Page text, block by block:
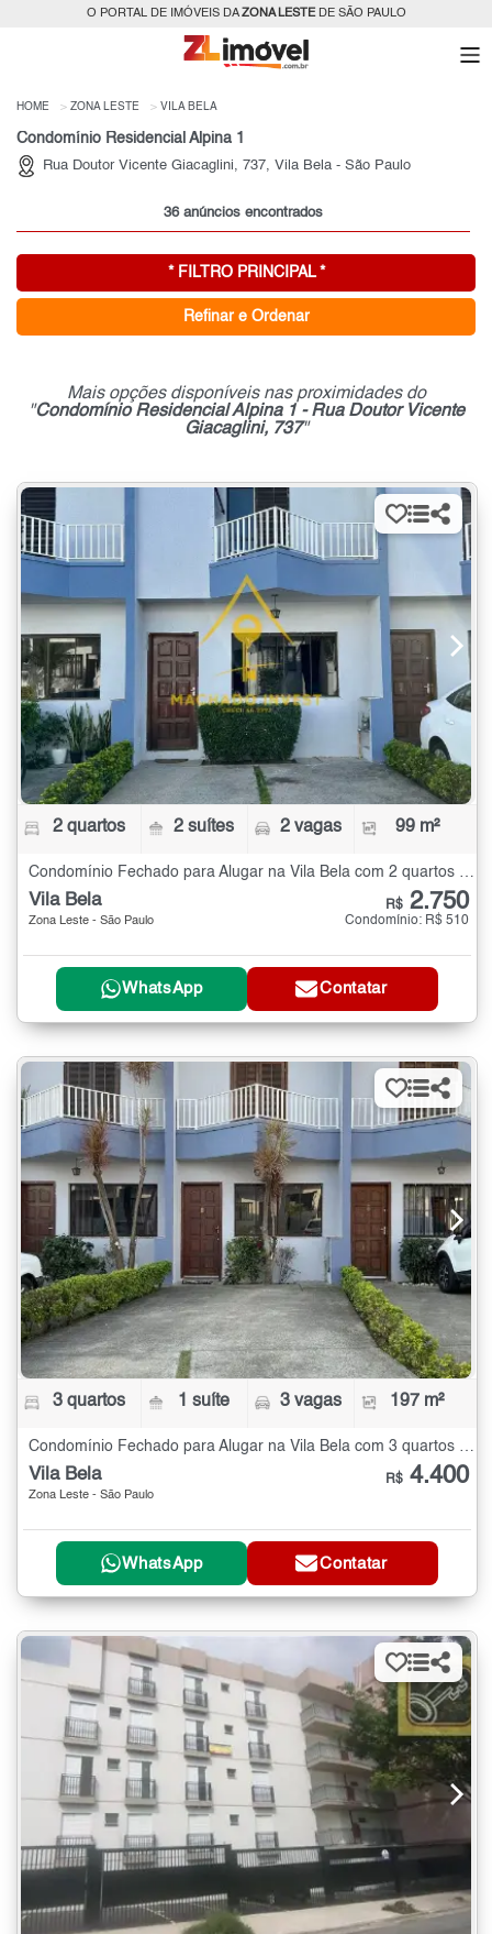
O PORTAL DE IMÓVEIS DAZONA LESTEDE SÃO PAULO
HOME ZONA LESTE VILA BELA
Condomínio Residencial Alpina 1
Rua Doutor Vicente Giacaglini, 737, Vila Bela - São Paulo
36 anúncios encontrados
* FILTRO PRINCIPAL *
Refinar e Ordenar
Mais opções disponíveis nas proximidades do
"Condomínio Residencial Alpina 1 - Rua Doutor Vicente
Giacaglini, 737"
2 quartos 2 suítes 2 vagas 99 m²
Vila Bela
Zona Leste - São Paulo
R$ 2.750
Condomínio: R$ 510
WhatsApp Contatar
3 quartos 1 suíte 3 vagas 197 m²
Vila Bela
Zona Leste - São Paulo
R$ 4.400
WhatsApp Contatar